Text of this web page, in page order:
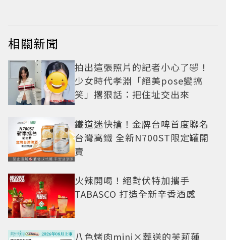
相關新聞
拍出這張照片的記者小心了🤣！
少女時代孝淵「絕美pose變搞
笑」撂狠話：把住址交出來
鐵道迷快搶！金牌台啤首度聯名
台灣高鐵 全新N700ST限定罐開
賣
火辣開喝！絕對伏特加攜手
TABASCO 打造全新辛香酒感
八色烤肉mini×葬送的芙莉蓮